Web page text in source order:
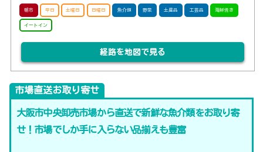
朝市 平日 土曜日 日曜日 魚介類 野菜 土産品 工芸品 海鮮焼き
イートイン
経路を地図で見る
市場直送お取り寄せ
大阪市中央卸売市場から直送で新鮮な魚介類をお取り寄
せ！市場でしか手に入らない品揃えも豊富